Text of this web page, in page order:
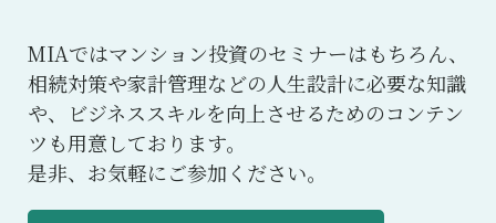
MIAではマンション投資のセミナーはもちろん、
相続対策や家計管理などの人生設計に必要な知識
や、ビジネススキルを向上させるためのコンテン
ツも用意しております。
是非、お気軽にご参加ください。